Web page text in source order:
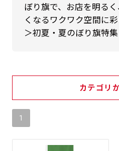
ぼり旗で、お店を明る
くなるワクワク空間に
＞初夏・夏のぼり旗特集
カテゴリ
1